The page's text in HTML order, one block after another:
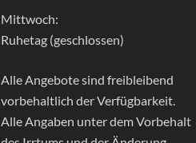
Mittwoch:
Ruhetag (geschlossen)
Alle Angebote sind freibleibend
vorbehaltlich der Verfügbarkeit.
Alle Angaben unter dem Vorbehalt